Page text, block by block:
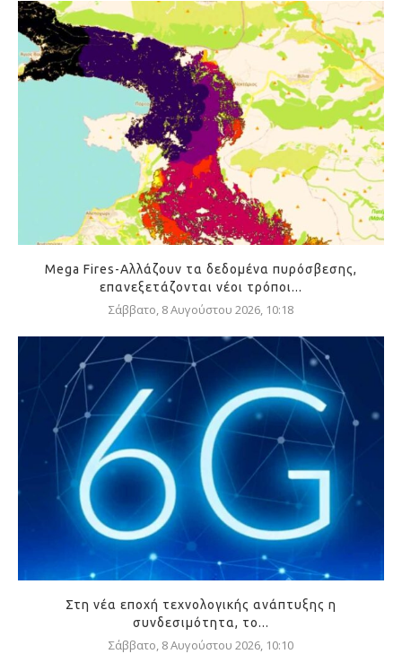
Mega Fires-Αλλάζουν τα δεδομένα πυρόσβεσης,
επανεξετάζονται νέοι τρόποι...
Σάββατο, 8 Αυγούστου 2026, 10:18
Στη νέα εποχή τεχνολογικής ανάπτυξης η
συνδεσιμότητα, το...
Σάββατο, 8 Αυγούστου 2026, 10:10